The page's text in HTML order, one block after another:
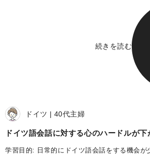
続きを読む
ドイツ 40代主婦
ドイツ語会話に対する心のハードルが下
学習目的: 日常的にドイツ語会話をする機会が